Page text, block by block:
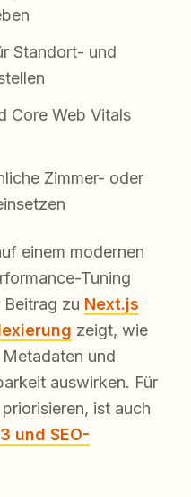
Standort- und
Core Web Vitals
Zimmer- oder
einem modernen
Tuning
zu Next.js
zeigt, wie
und
auswirken. Für
ist auch
und SEO-